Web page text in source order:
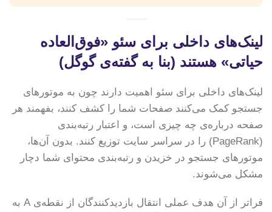
لینک‌های داخلی برای سئو «فوق‌العاده
حیاتی» هستند (بنا به گفته‌ی گوگل)
لینک‌های داخلی برای سئو اهمیت دارند چون به موتورهای
جستجو کمک می‌کنند صفحات شما را کشف کنند، بفهمند هر
صفحه درباره‌ی چه چیزی است، و اعتبار رتبه‌بندی
(PageRank) را در سراسر سایت توزیع کنند. بدون آن‌ها،
موتورهای جستجو در خزیدن و رتبه‌بندی محتوای شما دچار
مشکل می‌شوند.
فراتر از آن هدف عملی انتقال بازدیدکنندگان از نقطه‌ی A به